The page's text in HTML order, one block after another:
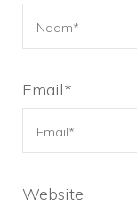
Email*
Website